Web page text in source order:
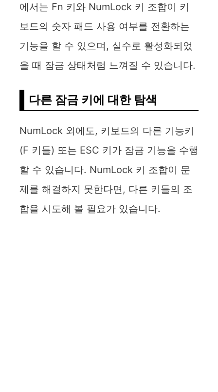
에서는 Fn 키와 NumLock 키 조합이 키
보드의 숫자 패드 사용 여부를 전환하는
기능을 할 수 있으며, 실수로 활성화되었
을 때 잠금 상태처럼 느껴질 수 있습니다.
다른 잠금 키에 대한 탐색
NumLock 외에도, 키보드의 다른 기능키
(F 키들) 또는 ESC 키가 잠금 기능을 수행
할 수 있습니다. NumLock 키 조합이 문
제를 해결하지 못한다면, 다른 키들의 조
합을 시도해 볼 필요가 있습니다.